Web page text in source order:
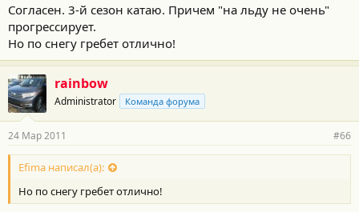
Согласен. 3-й сезон катаю. Причем "на льду не очень"
прогрессирует.
Но по снегу гребет отлично!
rainbow
Administrator Команда форума
24 Мар 2011 #66
Efima написал(а):
Но по снегу гребет отлично!